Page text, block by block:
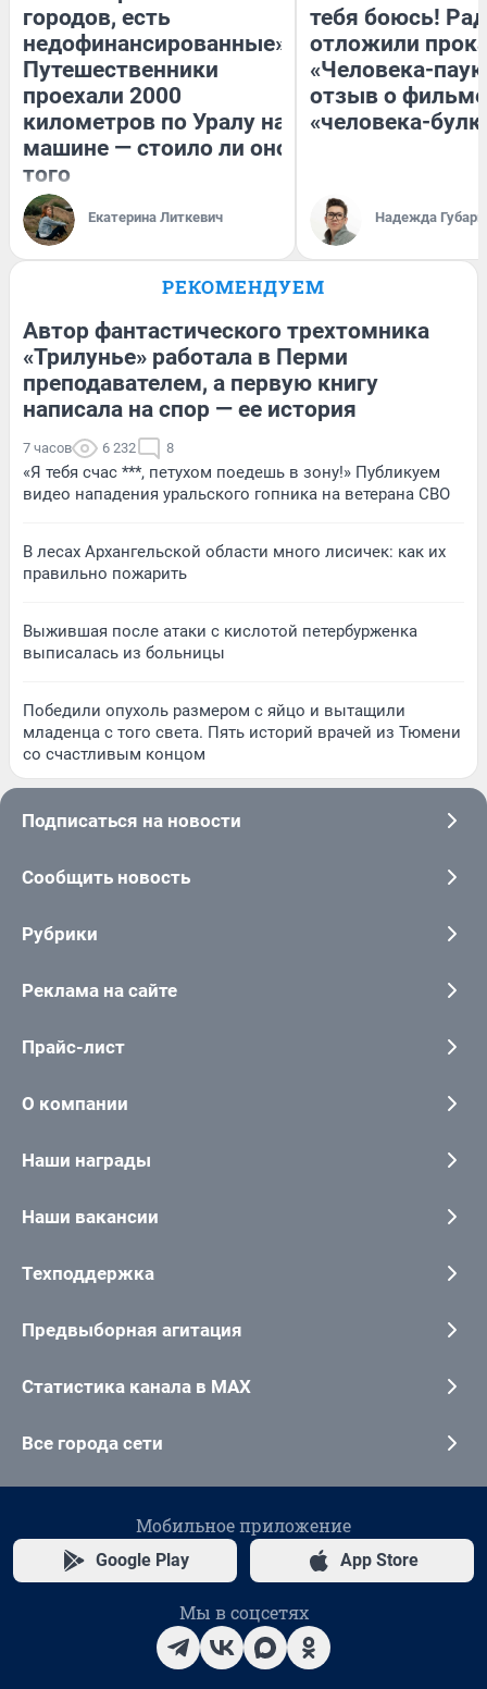
городов, есть
недофинансированные».
Путешественники
проехали 2000
километров по Уралу на
машине — стоило ли оно
того
Екатерина Литкевич
тебя боюсь!
отложили
«Человека-
отзыв о
«человека-
Надежда Губарь
РЕКОМЕНДУЕМ
Автор фантастического трехтомника
«Трилунье» работала в Перми
преподавателем, а первую книгу
написала на спор — ее история
7 часов 6 232 8
«Я тебя счас ***, петухом поедешь в зону!» Публикуем
видео нападения уральского гопника на ветерана СВО
В лесах Архангельской области много лисичек: как их
правильно пожарить
Выжившая после атаки с кислотой петербурженка
выписалась из больницы
Победили опухоль размером с яйцо и вытащили
младенца с того света. Пять историй врачей из Тюмени
со счастливым концом
Подписаться на новости
Сообщить новость
Рубрики
Реклама на сайте
Прайс-лист
О компании
Наши награды
Наши вакансии
Техподдержка
Предвыборная агитация
Статистика канала в MAX
Все города сети
Мобильное приложение
Google Play App Store
Мы в соцсетях